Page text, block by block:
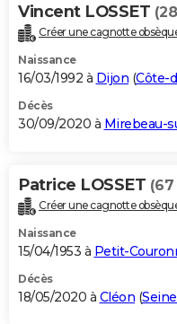
Vincent LOSSET
Créer une cagnotte
Naissance
16/03/1992 à Dijon (Côte-
Décès
30/09/2020 à Mirebeau-
Patrice LOSSET (67
Créer une cagnotte
Naissance
15/04/1953 à Petit-
Décès
18/05/2020 à Cléon (